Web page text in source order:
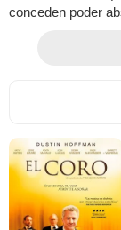
conceden poder